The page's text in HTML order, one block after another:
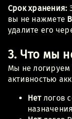
Срок хранения:
вы не нажмете
удалите его
3. Что мы
Мы не логируем
активностью
Нетлогов